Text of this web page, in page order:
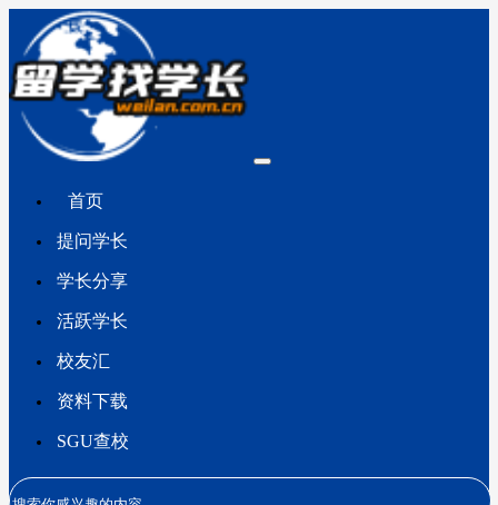
首页
提问学长
学长分享
活跃学长
校友汇
资料下载
SGU查校